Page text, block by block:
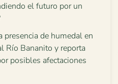
el futuro por un
de humedal en
Río Bananito y reporta
posibles afectaciones